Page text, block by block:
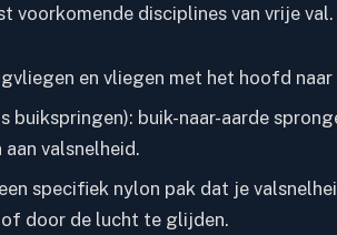
voorkomende disciplines van vrije val.
en vliegen met het hoofd naar
buikspringen): buik-naar-aarde
valsnelheid.
specifiek nylon pak dat je
door de lucht te glijden.